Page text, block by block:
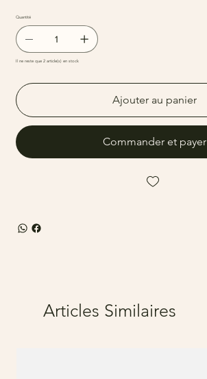
Quantité
Il ne reste que 2 article(s) en stock
Ajouter au panier
Commander et payer
Articles Similaires